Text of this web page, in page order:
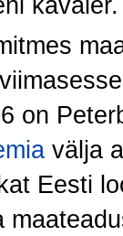
kavaler.
on
välja
Eesti